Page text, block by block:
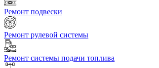
Ремонт подвески
Ремонт рулевой системы
Ремонт системы подачи топлива